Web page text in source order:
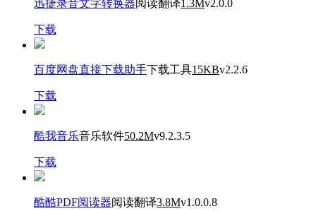
迅捷录音文字转换器 阅读翻译1.3Mv2.0.0
下载
百度网盘直接下载助手下载工具15KBv2.2.6
下载
酷我音乐音乐软件50.2Mv9.2.3.5
下载
酷酷PDF阅读器阅读翻译3.8Mv1.0.0.8